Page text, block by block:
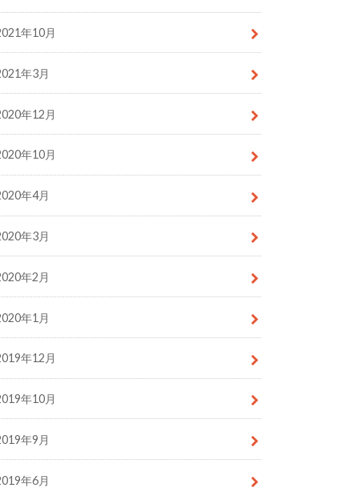
年10月
年3月
年12月
年10月
年4月
年3月
年2月
年1月
年12月
年10月
年9月
年6月